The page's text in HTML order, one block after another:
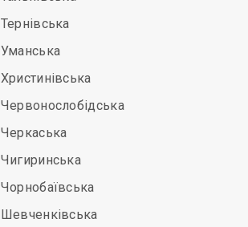
Тернівська
Уманська
Христинівська
Червонослобідська
Черкаська
Чигиринська
Чорнобаївська
Шевченківська